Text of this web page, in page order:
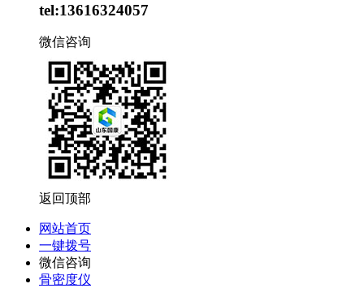
tel:13616324057
微信咨询
返回顶部
网站首页
一键拨号
微信咨询
骨密度仪